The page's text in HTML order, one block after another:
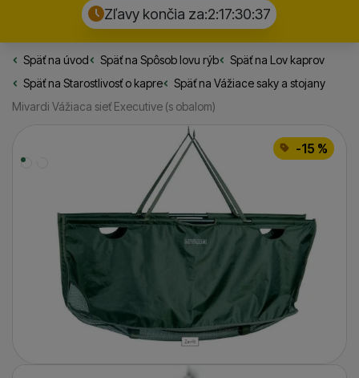
Zľavy končia za:2:17:30:36
Späť na úvodRybarske.sk
Späť na Spôsob lovu rýb Späť na Lov kaprov
Späť na Starostlivosť o kapre Späť na Vážiace saky a stojany
Mivardi Vážiaca sieť Executive (s obalom)
-15 %